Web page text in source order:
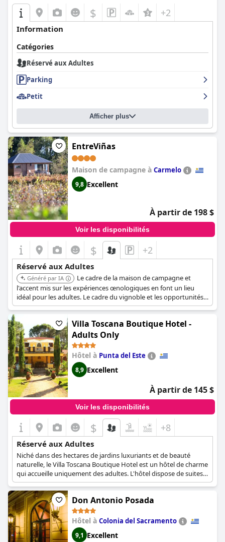
$ +2
Information
Catégories
Réservé aux Adultes
Parking
Petit
Afficher plus
EntreViñas
Maison de campagne à Carmelo
9,8 Excellent
À partir de 198 $
Voir les disponibilités
$ +2
Réservé aux Adultes
Généré par IA
Le cadre de la maison de campagne et
l'accent mis sur les expériences œnologiques en font un lieu
idéal pour les adultes. Le cadre du vignoble et les opportunités
de dégustation de vin créent un environnement sophistiqué et
relaxant.
Villa Toscana Boutique Hotel -
Adults Only
Hôtel à Punta del Este
8,9 Excellent
À partir de 145 $
Voir les disponibilités
$ +8
Réservé aux Adultes
Niché dans des hectares de jardins luxuriants et de beauté
naturelle, le Villa Toscana Boutique Hotel est un hôtel de charme
qui accueille uniquement des adultes. L'hôtel dispose de suites
élégamment aménagées et décorées avec goût, toutes dotées
des équipements nécessaires pour vous assurer un séjour des
plus relaxants et agréables. Idéal pour les escapades
romantiques, l'hôtel offre également une piscine extérieure, une
atmosphère détendue, un barbecue en pierre et des services de
la plus haute qualité, ce qui en fait un paradis de repos et de
tranquillité.
Don Antonio Posada
Hôtel à Colonia del Sacramento
9,1 Excellent